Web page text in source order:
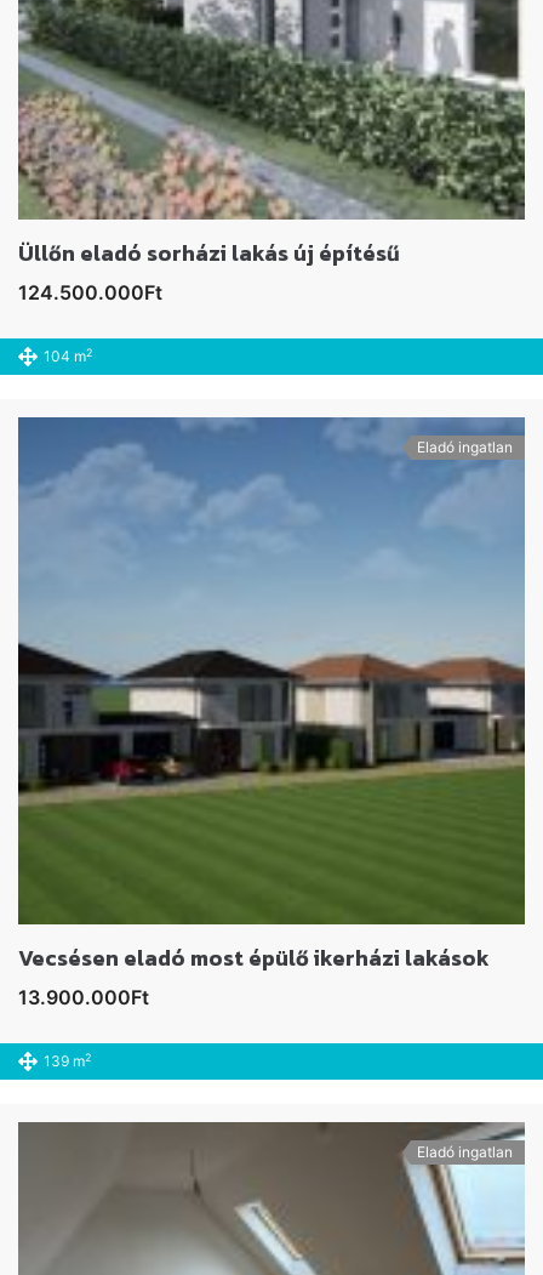
Üllőn eladó sorházi lakás új építésű
124.500.000Ft
104 m2
Eladó ingatlan
Vecsésen eladó most épülő ikerházi lakások
13.900.000Ft
139 m2
Eladó ingatlan